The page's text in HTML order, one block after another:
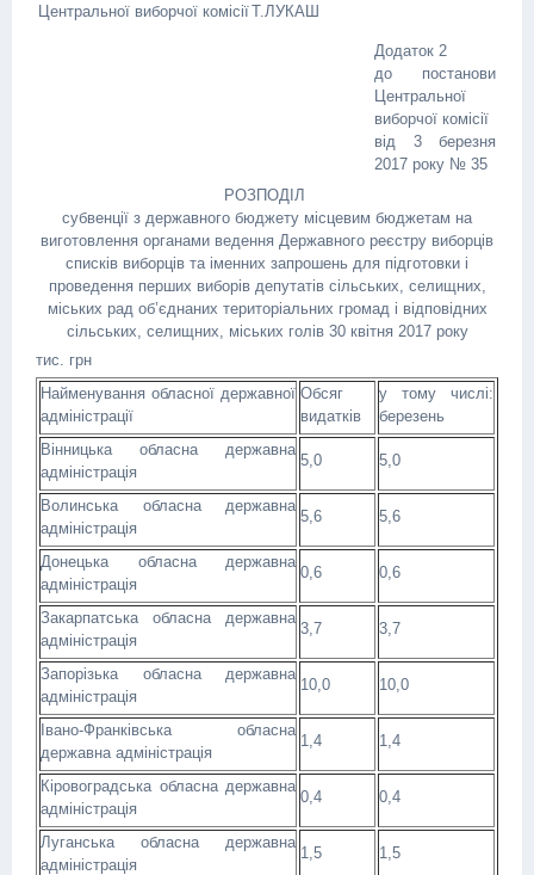
Центральної виборчої комісіїТ.ЛУКАШ
Додаток 2
до постанови
Центральної
виборчої комісії
від 3 березня
2017 року № 35
РОЗПОДІЛ
субвенції з державного бюджету місцевим бюджетам на
виготовлення органами ведення Державного реєстру виборців
списків виборців та іменних запрошень для підготовки і
проведення перших виборів депутатів сільських, селищних,
міських рад об’єднаних територіальних громад і відповідних
сільських, селищних, міських голів 30 квітня 2017 року
тис. грн
Найменування обласної державної
адміністрації
Обсяг
видатків
у тому числі:
березень
Вінницька обласна державна
адміністрація
5,0 5,0
Волинська обласна державна
адміністрація
5,6 5,6
Донецька обласна державна
адміністрація
0,6 0,6
Закарпатська обласна державна
адміністрація
3,7 3,7
Запорізька обласна державна
адміністрація
10,0 10,0
Івано-Франківська обласна
державна адміністрація
1,4 1,4
Кіровоградська обласна державна
адміністрація
0,4 0,4
Луганська обласна державна
адміністрація
1,5 1,5